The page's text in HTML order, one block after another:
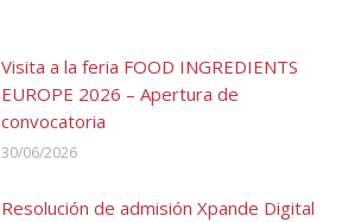
Visita a la feria FOOD INGREDIENTS
EUROPE 2026 – Apertura de
convocatoria
30/06/2026
Resolución de admisión Xpande Digital